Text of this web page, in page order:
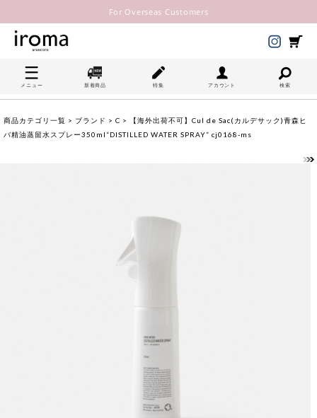
For Overseas Customers
メニュー 新着商品 特集 アカウント 検索
商品カテゴリ一覧 > ブランド > C > 【海外出荷不可】Cul de Sac(カルデサック)青森ヒ
バ精油蒸留水スプレー350ml“DISTILLED WATER SPRAY” cj0168-ms